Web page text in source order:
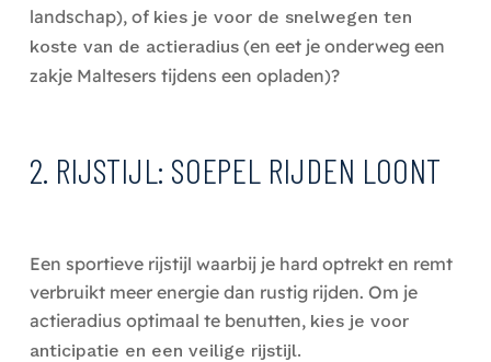
landschap), of kies je voor de snelwegen ten
koste van de actieradius(en eet je onderweg een
zakje Maltesers tijdens een opladen)?
2. RIJSTIJL: SOEPEL RIJDEN LOONT
Een sportieve rijstijl waarbij je hard optrekt en remt
verbruikt meer energie dan rustig rijden. Om je
actieradius optimaal te benutten, kies je voor
anticipatie en een veilige rijstijl.